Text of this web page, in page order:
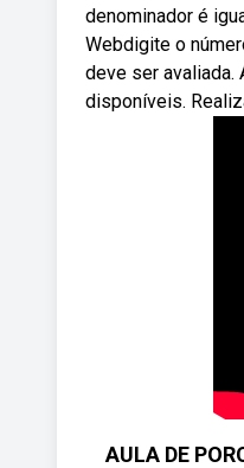
denominador é
Webdigite o
deve ser avaliada.
disponíveis.
AULA DE